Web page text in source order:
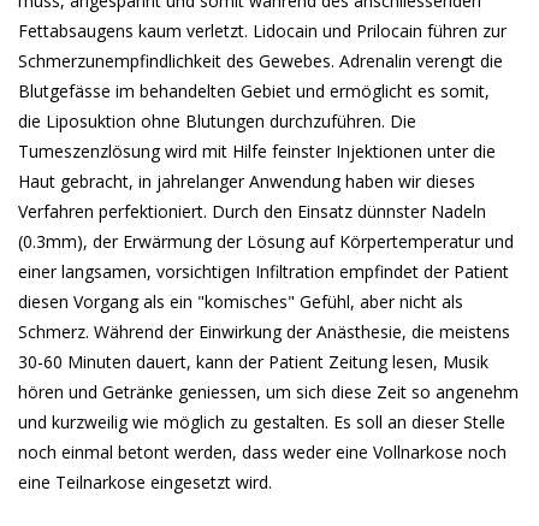
Fettabsaugens kaum verletzt. Lidocain und Prilocain führen zur
Schmerzunempfindlichkeit des Gewebes. Adrenalin verengt die
Blutgefässe im behandelten Gebiet und ermöglicht es somit,
die Liposuktion ohne Blutungen durchzuführen. Die
Tumeszenzlösung wird mit Hilfe feinster Injektionen unter die
Haut gebracht, in jahrelanger Anwendung haben wir dieses
Verfahren perfektioniert. Durch den Einsatz dünnster Nadeln
(0.3mm), der Erwärmung der Lösung auf Körpertemperatur und
einer langsamen, vorsichtigen Infiltration empfindet der Patient
diesen Vorgang als ein "komisches" Gefühl, aber nicht als
Schmerz. Während der Einwirkung der Anästhesie, die meistens
30-60 Minuten dauert, kann der Patient Zeitung lesen, Musik
hören und Getränke geniessen, um sich diese Zeit so angenehm
und kurzweilig wie möglich zu gestalten. Es soll an dieser Stelle
noch einmal betont werden, dass weder eine Vollnarkose noch
eine Teilnarkose eingesetzt wird.